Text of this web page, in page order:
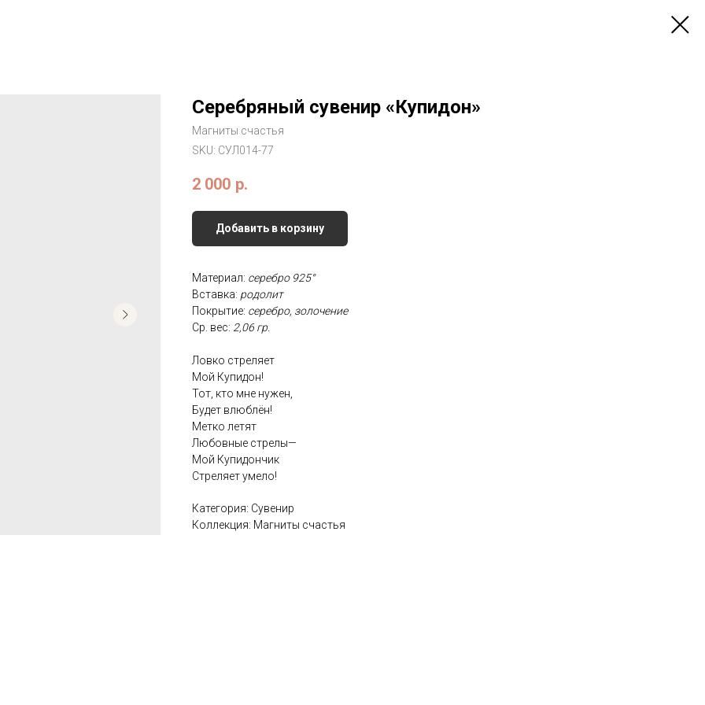
Серебряный сувенир «Купидон»
Магниты счастья
SKU: СУЛ014-77
2 000 р.
Добавить в корзину
Материал: серебро 925°
Вставка: родолит
Покрытие: серебро, золочение
Ср. вес: 2,06 гр.
Ловко стреляет
Мой Купидон!
Тот, кто мне нужен,
Будет влюблён!
Метко летят
Любовные стрелы—
Мой Купидончик
Стреляет умело!
Категория: Сувенир
Коллекция: Магниты счастья